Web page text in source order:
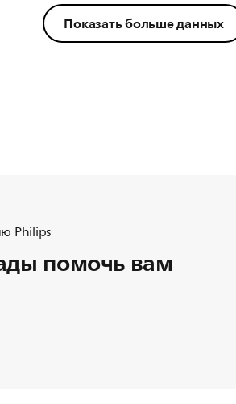
Показать больше данных
Philips
помочь вам